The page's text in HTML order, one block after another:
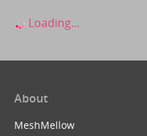
Loading...
About
MeshMellow